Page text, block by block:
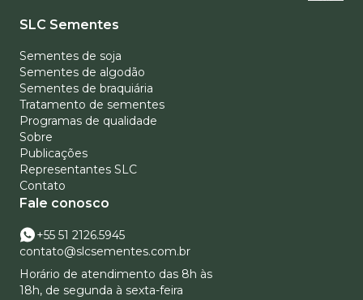
SLC Sementes
Sementes de soja
Sementes de algodão
Sementes de braquiária
Tratamento de sementes
Programas de qualidade
Sobre
Publicações
Representantes SLC
Contato
Fale conosco
+55 51 2126.5945
contato@slcsementes.com.br
Horário de atendimento das 8h às
18h, de segunda à sexta-feira